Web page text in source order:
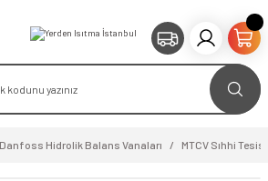
Danfoss Hidrolik Balans Vanaları MTCV Sıhhi